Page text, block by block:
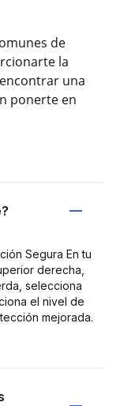
de
la
una
ponerte en
Segura En tu
derecha,
selecciona
el nivel de
mejorada.